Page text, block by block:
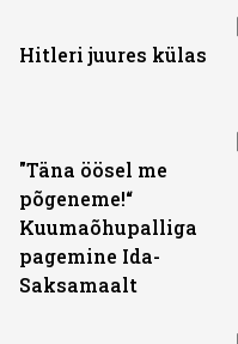
Hitleri juures külas
"Täna öösel me
põgeneme!“
Kuumaõhupalliga
pagemine Ida-
Saksamaalt